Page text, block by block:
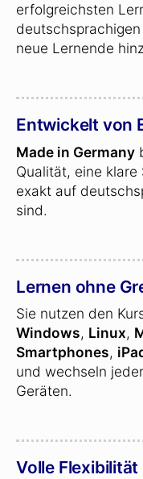
erfolgreichsten
neue Lernende
Entwickelt von
Made in Germany
Qualität, eine
exakt auf
sind.
Lernen ohne
Sie nutzen den
Windows, Linux,
Smartphones,
und wechseln
Geräten.
Volle